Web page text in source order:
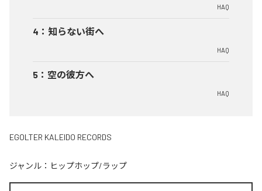
HAQ
4 ： 知らない街へ
HAQ
5 ： 空の彼方へ
HAQ
EGOLTER KALEIDO RECORDS
ジャンル： ヒップホップ/ラップ